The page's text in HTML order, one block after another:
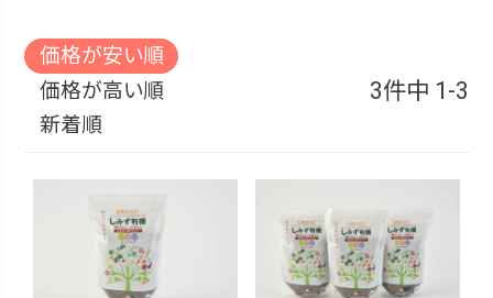
価格が安い順
価格が高い順
新着順
3件中 1 -3